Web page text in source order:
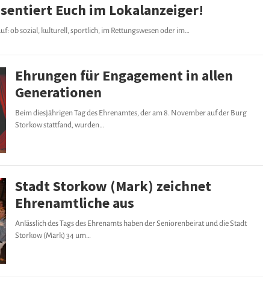
Euch im Lokalanzeiger!
ob sozial, kulturell, sportlich, im Rettungswesen oder im…
Ehrungen für Engagement in allen
Generationen
Beim diesjährigen Tag des Ehrenamtes, der am 8. November auf der Burg
Storkow stattfand, wurden…
Stadt Storkow (Mark) zeichnet
Ehrenamtliche aus
Anlässlich des Tags des Ehrenamts haben der Seniorenbeirat und die Stadt
Storkow (Mark) 34 um…